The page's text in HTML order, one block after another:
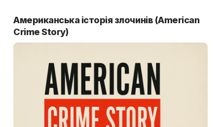
Американська історія злочинів (American
Crime Story)